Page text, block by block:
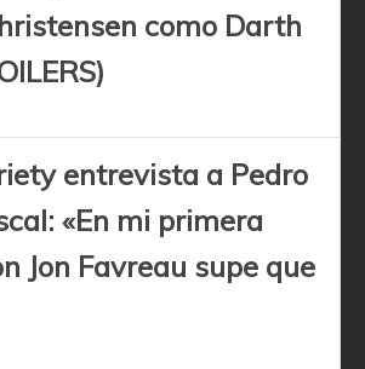
como Darth
entrevista a Pedro
«En mi primera
Jon Favreau supe que